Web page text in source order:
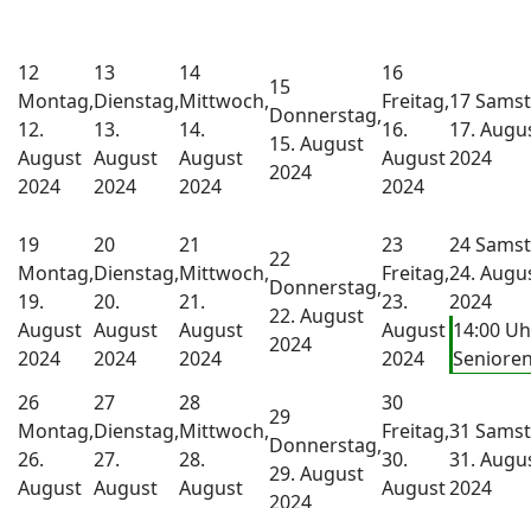
12
Montag,
12.
August
2024
13
Dienstag,
13.
August
2024
14
Mittwoch,
14.
August
2024
15
Donnerstag,
15. August
2024
16
Freitag,
16.
August
2024
17
17.
2024
19
Montag,
19.
August
2024
20
Dienstag,
20.
August
2024
21
Mittwoch,
21.
August
2024
22
Donnerstag,
22. August
2024
23
Freitag,
23.
August
2024
24
24.
2024
14:00
26
Montag,
26.
August
27
Dienstag,
27.
August
28
Mittwoch,
28.
August
29
Donnerstag,
29. August
2024
30
Freitag,
30.
August
31
31.
2024